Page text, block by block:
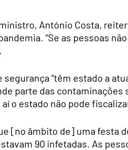
António Costa,
“Se as pessoas
segurança “têm estado a
parte das
o estado não pode
[no âmbito de] uma festa
90 infetadas. As